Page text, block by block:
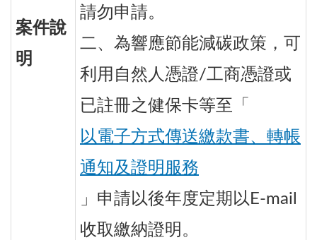
案件說
明
請勿申請。
二、為響應節能減碳政策，可
利用自然人憑證/工商憑證或
已註冊之健保卡等至「
以電子方式傳送繳款書、轉帳
通知及證明服務
」申請以後年度定期以E-mail
收取繳納證明。